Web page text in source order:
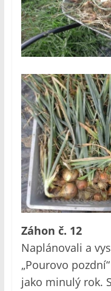
Záhon č. 12
Naplánovali a
„Pourovo
jako minulý rok.